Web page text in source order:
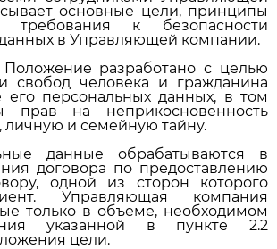
основные цели, принципы
требования к безопасности
в Управляющей компании.
Положение разработано с целью
свобод человека и гражданина
его персональных данных, в том
прав на неприкосновенность
личную и семейную тайну.
данные обрабатываются в
договора по предоставлению
одной из сторон которого
Управляющая компания
только в объеме, необходимом
указанной в пункте 2.2
цели.